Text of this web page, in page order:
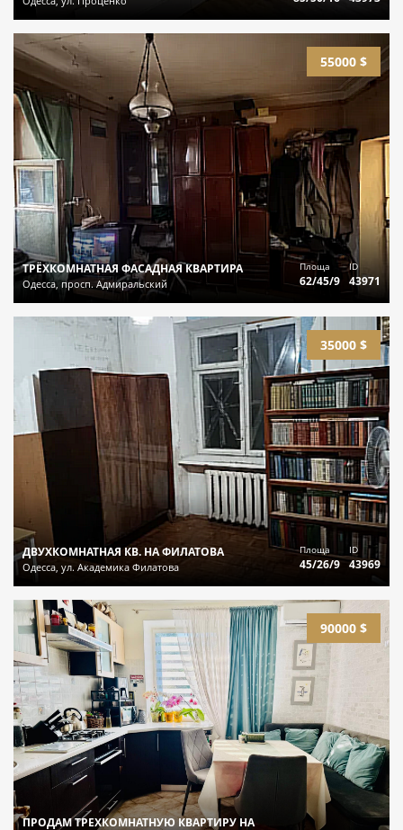
55000 $
ТРЁХКОМНАТНАЯ ФАСАДНАЯ КВАРТИРА
Одесса, просп. Адмиральский
Площа
62/45/9
ID
43971
35000 $
ДВУХКОМНАТНАЯ КВ. НА ФИЛАТОВА
Одесса, ул. Академика Филатова
Площа
45/26/9
ID
43969
90000 $
ПРОДАМ ТРЕХКОМНАТНУЮ КВАРТИРУ НА